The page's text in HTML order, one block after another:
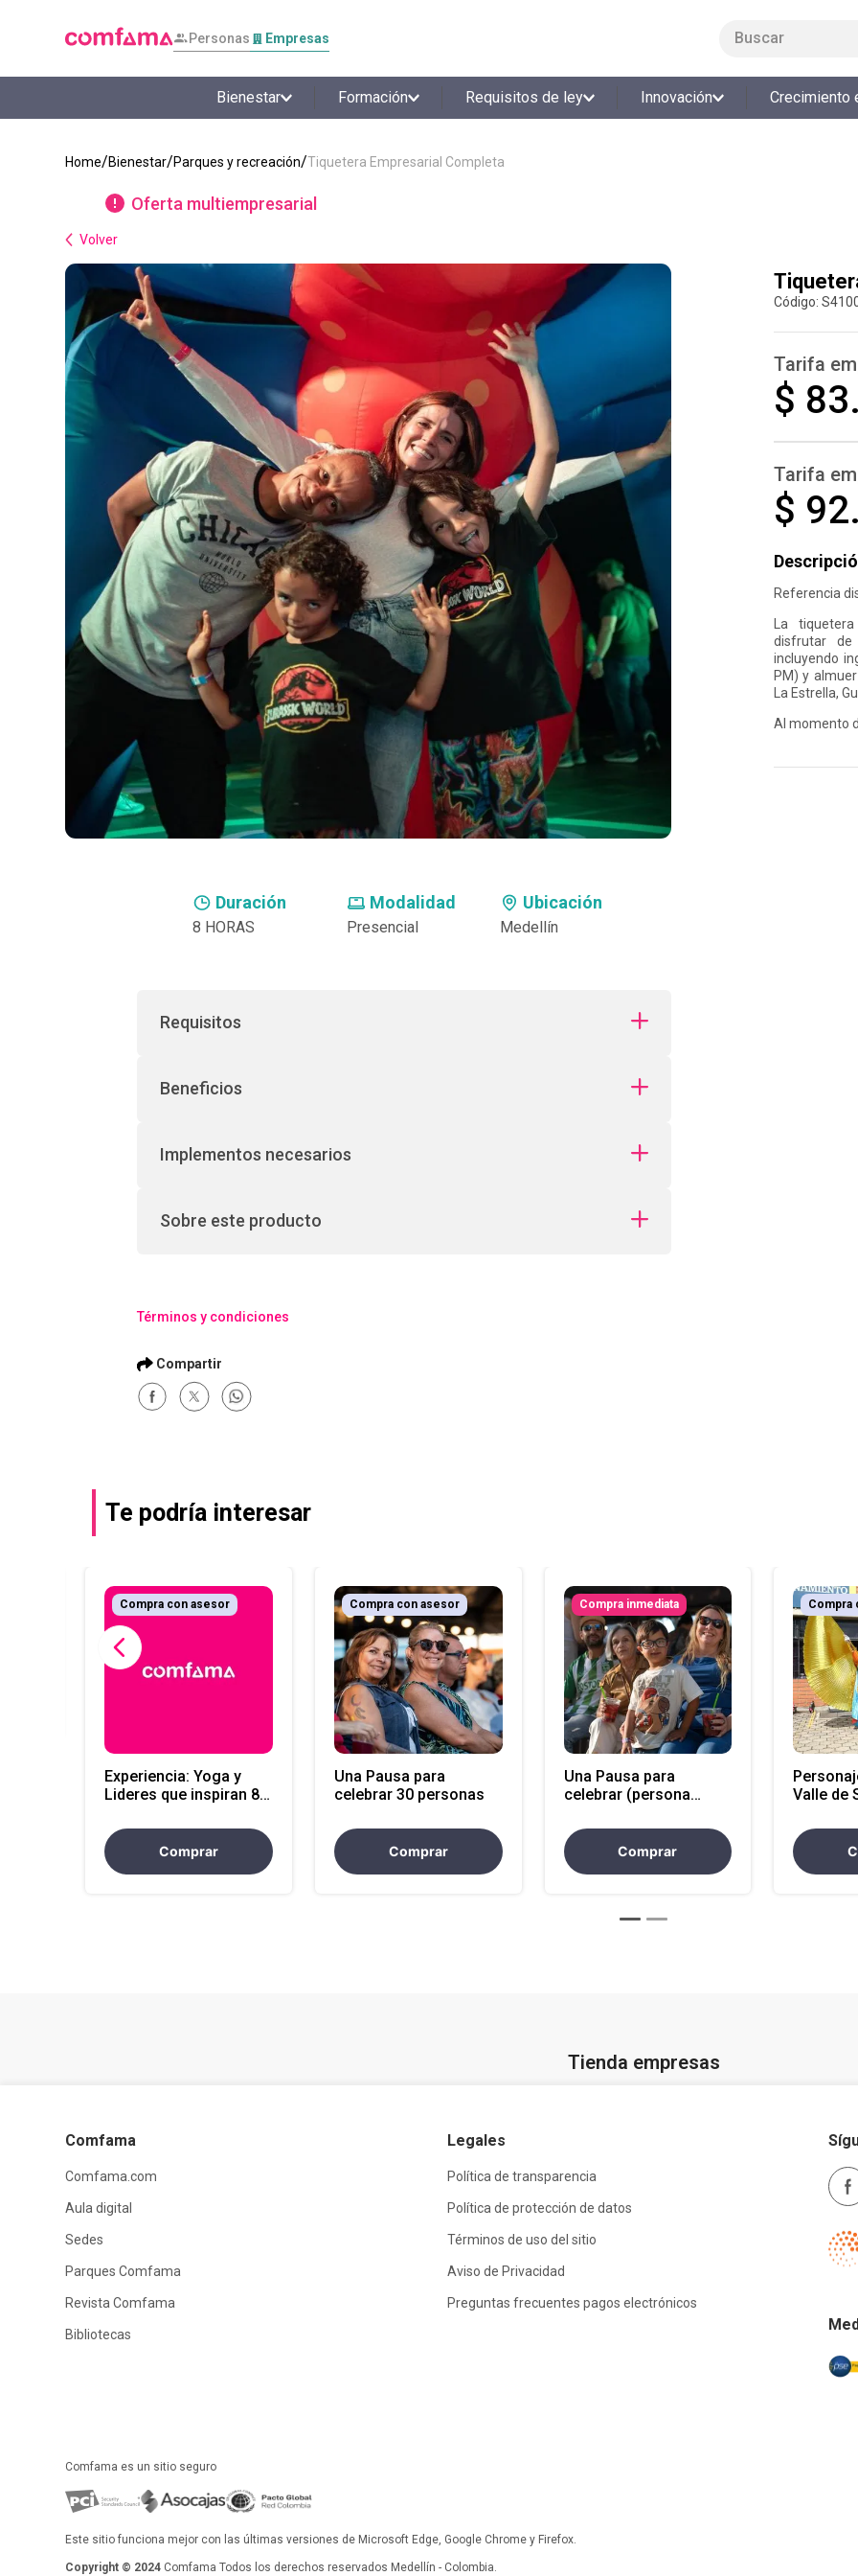
Personas Empresas
Bienestar Formación Requisitos de ley Innovación Crecimiento
Bienestar Parques y recreación Tiquetera Empresarial Completa
Oferta multiempresarial
Volver
Duración
8 HORAS
Modalidad
Presencial
Ubicación
Medellín
Requisitos
Beneficios
Implementos necesarios
Sobre este producto
Términos y condiciones
:
Tarifa
$
Tarifa
$
Referencia
La
disfrutar
incluyendo
PM) y
La Estrella,
Al momento
Te podría interesar
Experiencia: Yoga y
Lideres que inspiran 8
Comprar
Compra con asesor
Una Pausa para
celebrar 30 personas
Comprar
Compra con asesor
Una Pausa para
celebrar (persona
Comprar
Compra inmediata
Valle de
Compra
Tienda empresas
Comfama
Comfama.com
Aula digital
Sedes
Parques Comfama
Revista Comfama
Bibliotecas
Legales
Política de transparencia
Política de protección de datos
Términos de uso del sitio
Aviso de Privacidad
Preguntas frecuentes pagos electrónicos
Comfama es un sitio seguro
Este sitio funciona mejor con las últimas versiones de Microsoft Edge, Google Chrome y Firefox.
Copyright © 2024 Comfama Todos los derechos reservados Medellín - Colombia.
LO MÁS BUSCADO
1.
smart fit
torneo bolos
8 .
talleres creativos
refrigerio
10
liderazgo